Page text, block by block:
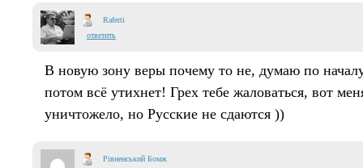
Raferti
ответить
В новую зону веры почему то не, думаю по
потом всё утихнет! Грех тебе жаловаться, вот
уничтожело, но Русские не сдаются ))
Рівненський Бомж